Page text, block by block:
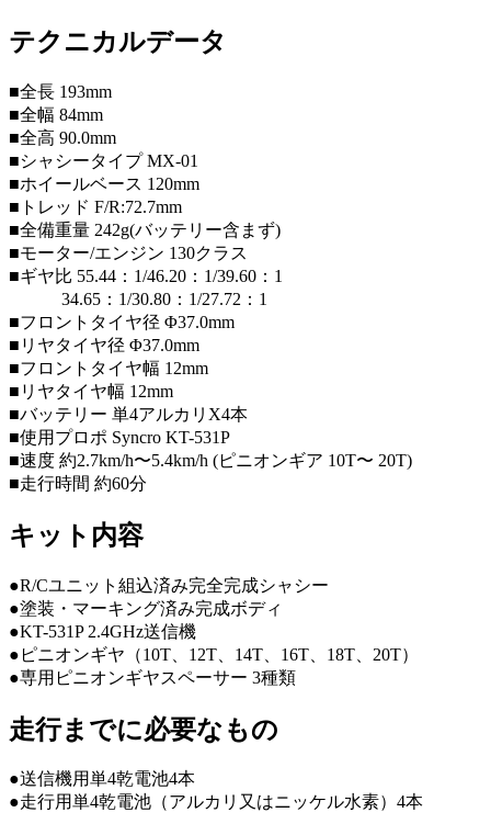
テクニカルデータ
■全長 193mm
■全幅 84mm
■全高 90.0mm
■シャシータイプ MX-01
■ホイールベース 120mm
■トレッド F/R:72.7mm
■全備重量 242g(バッテリー含まず)
■モーター/エンジン 130クラス
■ギヤ比 55.44：1/46.20：1/39.60：1
34.65：1/30.80：1/27.72：1
■フロントタイヤ径 Φ37.0mm
■リヤタイヤ径 Φ37.0mm
■フロントタイヤ幅 12mm
■リヤタイヤ幅 12mm
■バッテリー 単4アルカリX4本
■使用プロポ Syncro KT-531P
■速度 約2.7km/h〜5.4km/h (ピニオンギア 10T〜 20T)
■走行時間 約60分
キット内容
●R/Cユニット組込済み完全完成シャシー
●塗装・マーキング済み完成ボディ
●KT-531P 2.4GHz送信機
●ピニオンギヤ（10T、12T、14T、16T、18T、20T）
●専用ピニオンギヤスペーサー 3種類
走行までに必要なもの
●送信機用単4乾電池4本
●走行用単4乾電池（アルカリ又はニッケル水素）4本